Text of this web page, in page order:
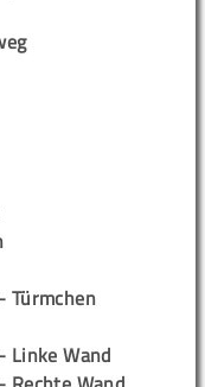
Türmchen
Linke Wand